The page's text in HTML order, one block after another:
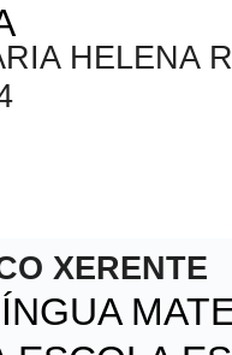
HELENA
XERENTE